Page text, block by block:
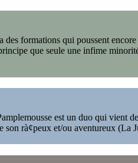
formations qui poussent
que seule une infime
est un duo qui vient
rà¢peux et/ou aventureux